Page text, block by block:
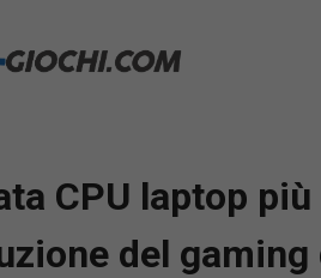
CPU laptop
del gaming